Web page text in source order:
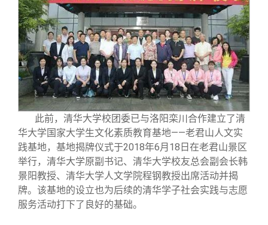
此前，清华大学校团委已与洛阳栾川合作建立了清
华大学国家大学生文化素质教育基地——老君山人文实
践基地，基地揭牌仪式于2018年6月18日在老君山景区
举行，清华大学原副书记、清华大学校友总会副会长韩
景阳教授、清华大学人文学院程钢教授出席活动并揭
牌。该基地的设立也为后续的清华学子社会实践与志愿
服务活动打下了良好的基础。